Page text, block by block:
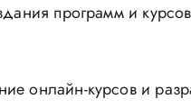
программ и
онлайн-курсов и